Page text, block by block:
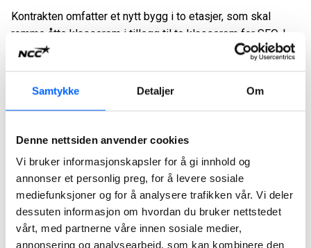
Samtykke Detaljer Om
Denne nettsiden anvender cookies
Vi bruker informasjonskapsler for å gi innhold og
annonser et personlig preg, for å levere sosiale
mediefunksjoner og for å analysere trafikken vår. Vi deler
dessuten informasjon om hvordan du bruker nettstedet
vårt, med partnerne våre innen sosiale medier,
annonsering og analysearbeid, som kan kombinere den
Kontrakten omfatter et nytt bygg i to etasjer, som skal
romme åtte klasserom i tillegg til to klasserom for SFO. I
tillegg bygges nye arealer i en forlengelse av eksisterende
administrasjonsbygg, med kantine for bruk som
forsamlingslokale, samt kjøkken og møterom.
Prosjektet omfatter også rehabilitering av